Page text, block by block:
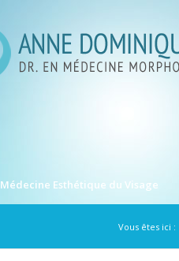
Médecine Esthétique du Visage
Vous êtes ici :